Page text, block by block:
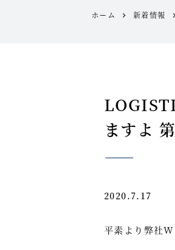
ホーム 新着情報
ますよ
2020.7.17
平素より弊社